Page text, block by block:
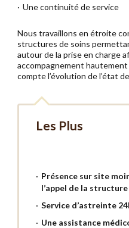
Une continuité de service
Nous travaillons en étroite
structures de soins
autour de la prise en charge
accompagnement
compte l’évolution de l’état
Les Plus
Présence sur site
l’appel de la
Service d’astreinte
Une assistance